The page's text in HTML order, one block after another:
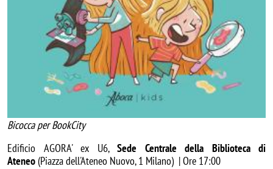
Bicocca per BookCity
Edificio AGORA' ex U6, Sede Centrale della Biblioteca di
Ateneo(Piazza dell'Ateneo Nuovo, 1 Milano) | Ore 17:00